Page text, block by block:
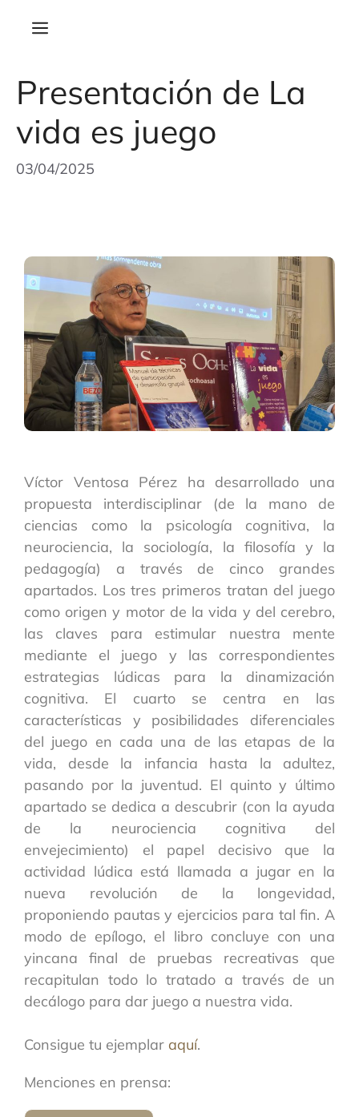
Presentación de La
vida es juego
03/04/2025
Víctor Ventosa Pérez ha desarrollado una
propuesta interdisciplinar (de la mano de
ciencias como la psicología cognitiva, la
neurociencia, la sociología, la filosofía y la
pedagogía) a través de cinco grandes
apartados. Los tres primeros tratan del juego
como origen y motor de la vida y del cerebro,
las claves para estimular nuestra mente
mediante el juego y las correspondientes
estrategias lúdicas para la dinamización
cognitiva. El cuarto se centra en las
características y posibilidades diferenciales
del juego en cada una de las etapas de la
vida, desde la infancia hasta la adultez,
pasando por la juventud. El quinto y último
apartado se dedica a descubrir (con la ayuda
de la neurociencia cognitiva del
envejecimiento) el papel decisivo que la
actividad lúdica está llamada a jugar en la
nueva revolución de la longevidad,
proponiendo pautas y ejercicios para tal fin. A
modo de epílogo, el libro concluye con una
yincana final de pruebas recreativas que
recapitulan todo lo tratado a través de un
decálogo para dar juego a nuestra vida.
Consigue tu ejemplar aquí.
Menciones en prensa: